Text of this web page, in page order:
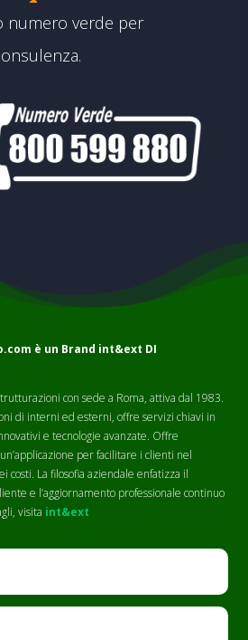
numero verde per
è un Brand int&ext DI
con sede a Roma, attiva dal 1983.
di interni ed esterni, offre servizi chiavi in
e tecnologie avanzate. Offre
per facilitare i clienti nel
La filosofia aziendale enfatizza il
e l’aggiornamento professionale continuo
visita int&ext